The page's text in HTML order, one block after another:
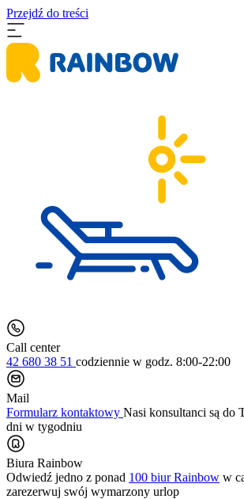
Przejdź do treści
Call center
42 680 38 51 codziennie w godz. 8:00-22:00
Mail
Formularz kontaktowy Nasi konsultanci są do
dni w tygodniu
Biura Rainbow
Odwiedź jedno z ponad 100 biur Rainbow w
zarezerwuj swój wymarzony urlop